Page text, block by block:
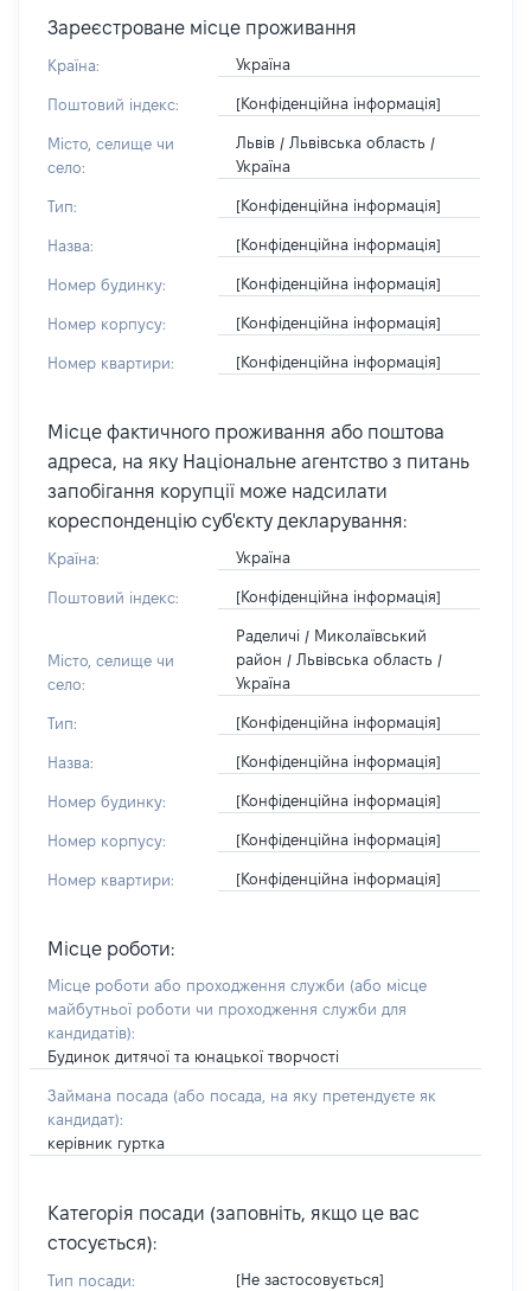
Зареєстроване місце проживання
Країна: Україна
Поштовий індекс: [Конфіденційна інформація]
Місто, селище чи
село:
Львів / Львівська область /
Україна
Тип: [Конфіденційна інформація]
Назва: [Конфіденційна інформація]
Номер будинку: [Конфіденційна інформація]
Номер корпусу: [Конфіденційна інформація]
Номер квартири: [Конфіденційна інформація]
Місце фактичного проживання або поштова
адреса, на яку Національне агентство з питань
запобігання корупції може надсилати
кореспонденцію суб'єкту декларування:
Країна: Україна
Поштовий індекс: [Конфіденційна інформація]
Місто, селище чи
село:
Раделичі / Миколаївський
район / Львівська область /
Україна
Тип: [Конфіденційна інформація]
Назва: [Конфіденційна інформація]
Номер будинку: [Конфіденційна інформація]
Номер корпусу: [Конфіденційна інформація]
Номер квартири: [Конфіденційна інформація]
Місце роботи:
Місце роботи або проходження служби (або місце
майбутньої роботи чи проходження служби для
кандидатів):
Будинок дитячої та юнацької творчості
Займана посада (або посада, на яку претендуєте як
кандидат):
керівник гуртка
Категорія посади (заповніть, якщо це вас
стосується):
Тип посади: [Не застосовується]